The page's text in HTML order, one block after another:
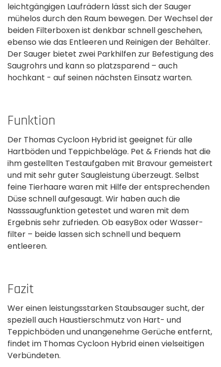
leichtgängigen Laufrädern lässt sich der Sauger
mühelos durch den Raum bewegen. Der Wechsel der
beiden Filterboxen ist denkbar schnell geschehen,
ebenso wie das Entleeren und Reinigen der Behälter.
Der Sauger bietet zwei Parkhilfen zur Befestigung­ des
Saugrohrs und kann so platzsparend – auch
hochkant - auf seinen nächsten Einsatz warten.
Funktion
Der Thomas Cycloon Hybrid ist geeignet für alle
Hartböden und Teppichbeläge. Pet & Friends hat die
ihm gestellten Testaufgaben mit Bravour gemeistert
und mit sehr guter Saugleistung überzeugt. Selbst
feine Tierhaare waren mit Hilfe der entsprechenden
Düse schnell aufgesaugt. Wir haben auch die
Nasssaugfunktion getestet und waren mit dem
Ergebnis sehr zufrieden. Ob easyBox oder Wasser­
filter – beide lassen sich schnell und bequem
entleeren.
Fazit
Wer einen leistungsstarken Staubsauger sucht, der
speziell auch Haustierschmutz von Hart- und
Teppich­böden und unangenehme Gerüche entfernt,
findet im Thomas Cycloon Hybrid einen vielseitigen
Verbündeten.